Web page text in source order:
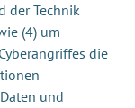
der Technik
(4) um
die
und